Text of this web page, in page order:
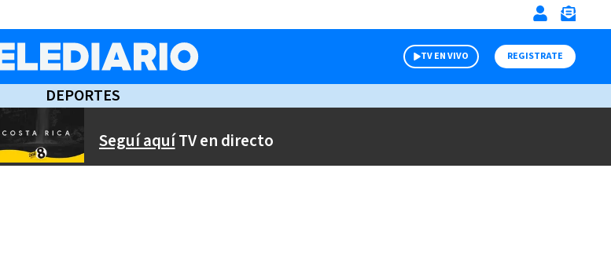
TV EN VIVO REGISTRATE
DEPORTES
Seguí aquíTV en directo